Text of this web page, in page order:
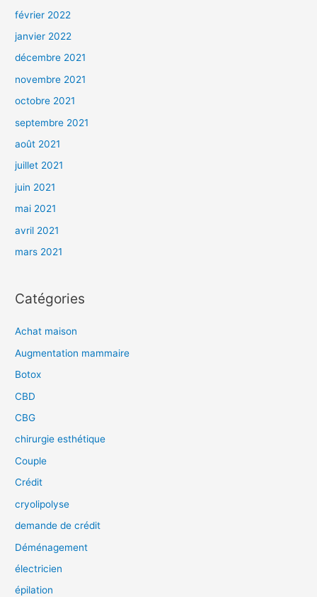
février 2022
janvier 2022
décembre 2021
novembre 2021
octobre 2021
septembre 2021
août 2021
juillet 2021
juin 2021
mai 2021
avril 2021
mars 2021
Catégories
Achat maison
Augmentation mammaire
Botox
CBD
CBG
chirurgie esthétique
Couple
Crédit
cryolipolyse
demande de crédit
Déménagement
électricien
épilation